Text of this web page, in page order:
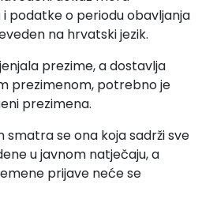
podatke o periodu obavljanja
na hrvatski jezik.
prezime, a dostavlja
prezimenom, potrebno je
prezimena.
se ona koja sadrži sve
u javnom natječaju, a
prijave neće se